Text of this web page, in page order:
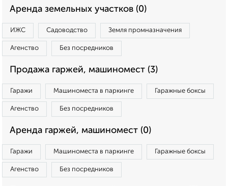
Аренда земельных участков (0)
ИЖС Садоводство Земля промназначения
Агенство Без посредников
Продажа гаржей, машиномест (3)
Гаражи Машиноместа в паркинге Гаражные боксы
Агенство Без посредников
Аренда гаржей, машиномест (0)
Гаражи Машиноместа в паркинге Гаражные боксы
Агенство Без посредников